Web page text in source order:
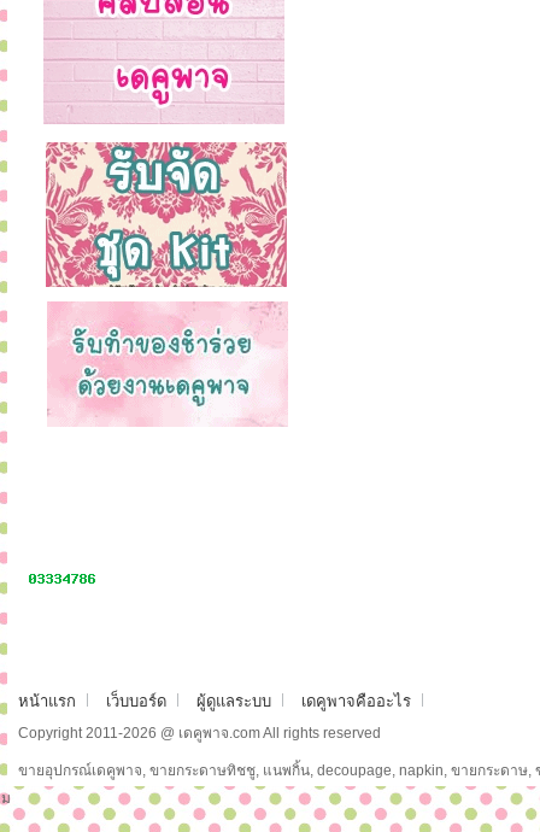
หน้าแรก เว็บบอร์ด ผู้ดูแลระบบ เดคูพาจคืออะไร
Copyright 2011-2026 @ เดคูพาจ.com All rights reserved
ขายอุปกรณ์เดคูพาจ, ขายกระดาษทิชชู, แนพกิ้น, decoupage, napkin, ขายกระดาษ
ม